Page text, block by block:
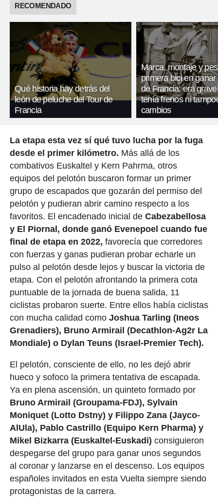
RECOMENDADO
Qué historia hay detrás del
león de peluche del Tour de
Francia
Marca, montaje y
primera bici en ganar
de Francia: era
tenía frenos ni
cambios
La etapa esta vez sí qué tuvo lucha por la fuga
desde el primer kilómetro. Más allá de los
combativos Euskaltel y Kern Pahrma, otros
equipos del pelotón buscaron formar un primer
grupo de escapados que gozarán del permiso del
pelotón y pudieran abrir camino respecto a los
favoritos. El encadenado inicial de Cabezabellosa
y El Piornal, donde ganó Evenepoel cuando fue
final de etapa en 2022, favorecía que corredores
con fuerzas y ganas pudieran probar echarle un
pulso al pelotón desde lejos y buscar la victoria de
etapa. Con el pelotón afrontando la primera cota
puntuable de la jornada de buena salida, 11
ciclistas probaron suerte. Entre ellos había ciclistas
con mucha calidad como Joshua Tarling (Ineos
Grenadiers), Bruno Armirail (Decathlon-Ag2r La
Mondiale) o Dylan Teuns (Israel-Premier Tech).
El pelotón, consciente de ello, no les dejó abrir
hueco y sofoco la primera tentativa de escapada.
Ya en plena ascensión, un quinteto formado por
Bruno Armirail (Groupama-FDJ), Sylvain
Moniquet (Lotto Dstny) y Filippo Zana (Jayco-
AlUla), Pablo Castrillo (Equipo Kern Pharma) y
Mikel Bizkarra (Euskaltel-Euskadi) consiguieron
despegarse del grupo para ganar unos segundos
al coronar y lanzarse en el descenso. Los equipos
españoles invitados en esta Vuelta siempre siendo
protagonistas de la carrera.